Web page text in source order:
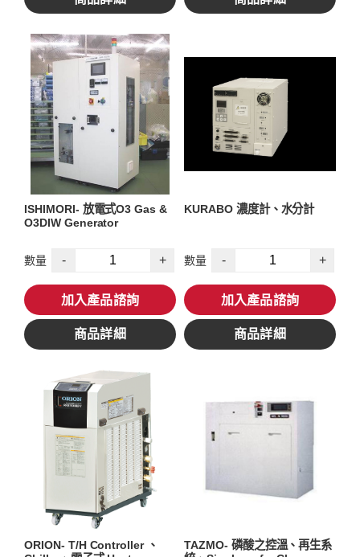
ISHIMORI- 放電式O3 Gas &
O3DIW Generator
數量 - +
加入產品諮詢
商品詳細
KURABO 濃度計、水分計
數量 - +
加入產品諮詢
商品詳細
ORION- T/H Controller 、
TAZMO- 磷酸之控溫、再生系